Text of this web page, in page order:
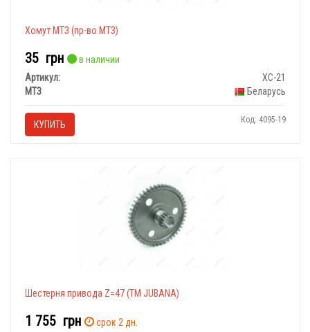
Хомут МТЗ (пр-во МТЗ)
35 грн
в наличии
Артикул:
ХС-21
МТЗ
Беларусь
КУПИТЬ Код: 4095-19
Шестерня привода Z=47 (ТМ JUBANA)
1 755 грн
срок 2 дн.